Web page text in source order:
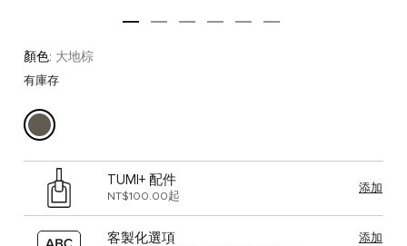
顏色: 大地棕
有庫存
TUMI+ 配件
NT$100.00起
添加
客製化選項
添加